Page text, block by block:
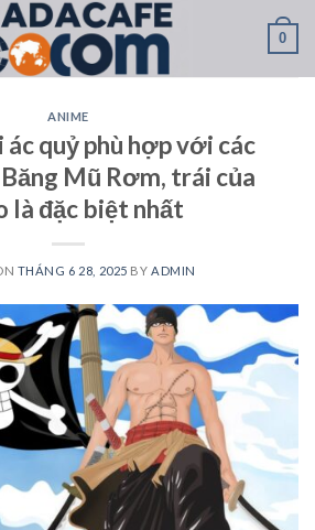
0
ANIME
quỷ phù hợp với các
Mũ Rơm, trái của
là đặc biệt nhất
THÁNG 6 28, 2025 BY ADMIN